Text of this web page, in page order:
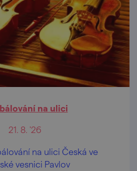
na ulici
21. 8. '26
na ulici Česká ve
vesnici Pavlov